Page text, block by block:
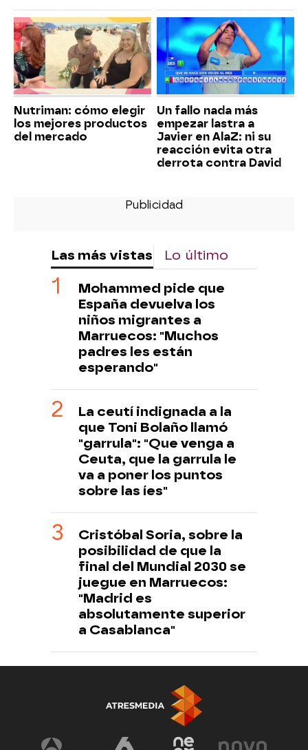
Nutriman: cómo elegir
los mejores productos
del mercado
Un fallo nada más
empezar lastra a
Javier en AlaZ: ni su
reacción evita otra
derrota contra David
Las más vistas Lo último
Mohammed pide que
España devuelva los
niños migrantes a
Marruecos: "Muchos
padres les están
esperando"
La ceutí indignada a la
que Toni Bolaño llamó
"garrula": "Que venga a
Ceuta, que la garrula le
va a poner los puntos
sobre las íes"
Cristóbal Soria, sobre la
posibilidad de que la
final del Mundial 2030 se
juegue en Marruecos:
"Madrid es
absolutamente superior
a Casablanca"